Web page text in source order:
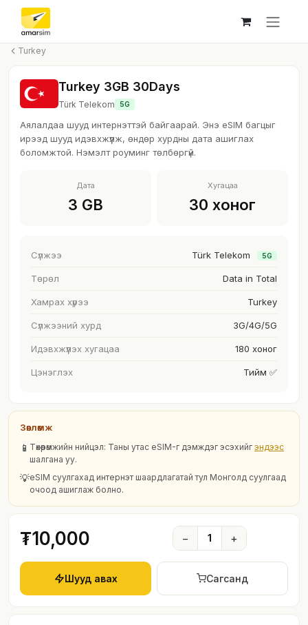
Skip to Content
Turkey
Turkey 3GB 30Days
Türk Telekom 5G
Аялалдаа шууд интернэттэй байгаарай. Энэ eSIM багцыг
ирээд шууд идэвхжүүлж, өндөр хурдны дата ашиглах
боломжтой. Нэмэлт роуминг төлбөргүй.
Дата
3 GB
Хугацаа
30 хоног
Сүлжээ Türk Telekom 5G
Төрөл Data in Total
Хамрах хүрээ Turkey
Сүлжээний хурд 3G/4G/5G
Идэвхжүүлэх хугацаа 180 хоног
Цэнэглэх Тийм ✅
Зөвлөмж
📱 Төхөөрөмжийн нийцэл: Таны утас eSIM-г дэмждэг эсэхийг эндээс
шалгана уу.
💡eSIM суулгахад интернэт шаардлагатай тул Монголд суулгаад
очоод ашиглаж болно.
₮10,000 − 1 +
Шууд авах Сагсанд